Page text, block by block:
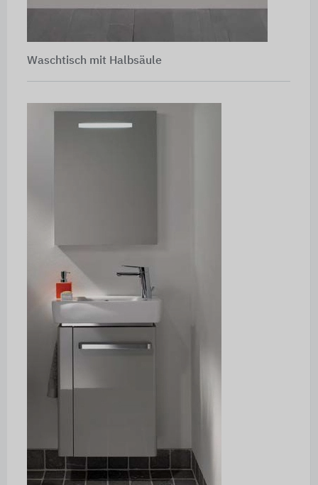
Waschtisch mit Halbsäule